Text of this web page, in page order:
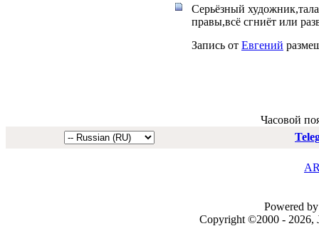
Серьёзный
правы,всё сгниёт или
Запись от Евгений
Часовой
Powered
Copyright ©2000 - 2026,